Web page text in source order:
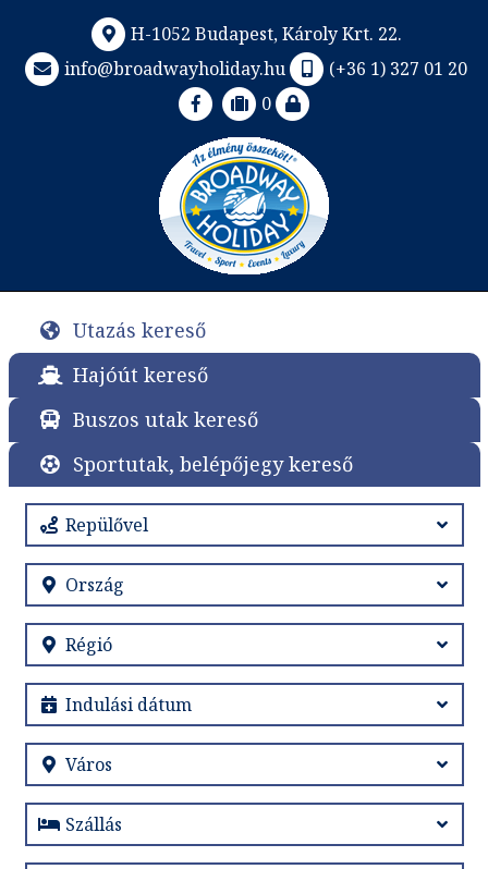
H-1052 Budapest, Károly Krt. 22.
info@broadwayholiday.hu
(+36 1) 327 01 20
0
Utazás kereső
Hajóút kereső
Buszos utak kereső
Sportutak, belépőjegy kereső